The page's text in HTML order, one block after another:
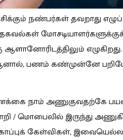
நண்பர்கள் தவறாது
பணம் கண்முன்னே
நாம் அணுகுவதற்கே
/ மொபைலில் இருந்து
கேள்விகள்,